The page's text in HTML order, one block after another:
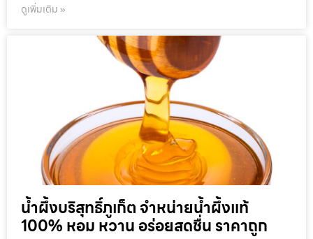
ดูเพิ่มเติม »
น้ำผึ้งบริสุทธิ์ภูเก็ต จำหน่ายน้ำผึ้งแท้
100% หอม หวาน อร่อยสดชื่น ราคาถูก